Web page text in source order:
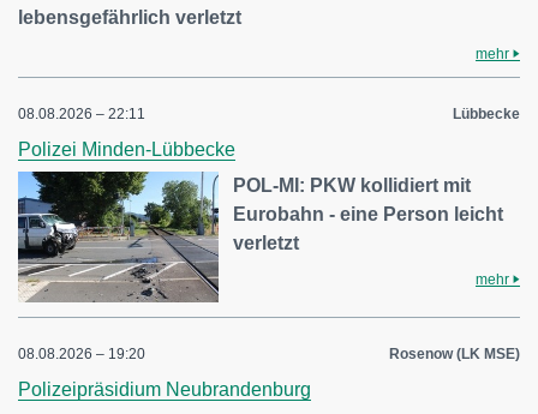
lebensgefährlich verletzt
mehr
08.08.2026 – 22:11 Lübbecke
Polizei Minden-Lübbecke
POL-MI: PKW kollidiert mit
Eurobahn - eine Person leicht
verletzt
mehr
08.08.2026 – 19:20 Rosenow (LK MSE)
Polizeipräsidium Neubrandenburg